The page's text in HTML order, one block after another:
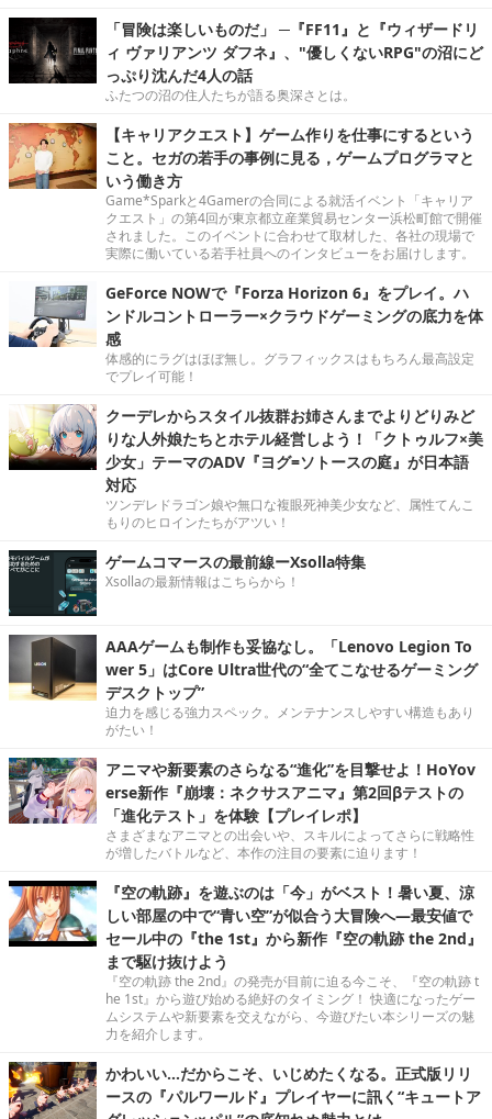
「冒険は楽しいものだ」 ─『FF11』と『ウィザードリ
ィ ヴァリアンツ ダフネ』、"優しくないRPG"の沼にど
っぷり沈んだ4人の話
ふたつの沼の住人たちが語る奥深さとは。
【キャリアクエスト】ゲーム作りを仕事にするという
こと。セガの若手の事例に見る，ゲームプログラマと
いう働き方
Game*Sparkと4Gamerの合同による就活イベント「キャリア
クエスト」の第4回が東京都立産業貿易センター浜松町館で開催
されました。このイベントに合わせて取材した、各社の現場で
実際に働いている若手社員へのインタビューをお届けします。
GeForce NOWで『Forza Horizon 6』をプレイ。ハ
ンドルコントローラー×クラウドゲーミングの底力を体
感
体感的にラグはほぼ無し。グラフィックスはもちろん最高設定
でプレイ可能！
クーデレからスタイル抜群お姉さんまでよりどりみど
りな人外娘たちとホテル経営しよう！「クトゥルフ×美
少女」テーマのADV『ヨグ=ソトースの庭』が日本語
対応
ツンデレドラゴン娘や無口な複眼死神美少女など、属性てんこ
もりのヒロインたちがアツい！
ゲームコマースの最前線ーXsolla特集
Xsollaの最新情報はこちらから！
AAAゲームも制作も妥協なし。「Lenovo Legion To
wer 5」はCore Ultra世代の“全てこなせるゲーミング
デスクトップ”
迫力を感じる強力スペック。メンテナンスしやすい構造もあり
がたい！
アニマや新要素のさらなる“進化”を目撃せよ！HoYov
erse新作『崩壊：ネクサスアニマ』第2回βテストの
「進化テスト」を体験【プレイレポ】
さまざまなアニマとの出会いや、スキルによってさらに戦略性
が増したバトルなど、本作の注目の要素に迫ります！
『空の軌跡』を遊ぶのは「今」がベスト！暑い夏、涼
しい部屋の中で“青い空”が似合う大冒険へ―最安値で
セール中の『the 1st』から新作『空の軌跡 the 2nd』
まで駆け抜けよう
『空の軌跡 the 2nd』の発売が目前に迫る今こそ、『空の軌跡 t
he 1st』から遊び始める絶好のタイミング！ 快適になったゲー
ムシステムや新要素を交えながら、今遊びたい本シリーズの魅
力を紹介します。
かわいい…だからこそ、いじめたくなる。正式版リリ
ースの『パルワールド』プレイヤーに訊く“キュートア